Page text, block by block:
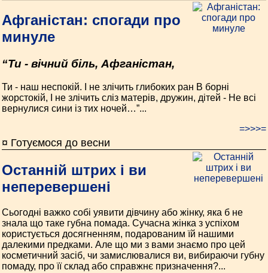
Афганістан: спогади про
минуле
“Ти - вічний біль, Афганістан,
Ти - наш неспокій. І не злічить глибоких ран В борні
жорстокій, І не злічить сліз матерів, дружин, дітей - Не всі
вернулися сини із тих ночей…”...
=>>>=
¤ Готуємося до весни
Останній штрих і ви
неперевершені
Сьогодні важко собі уявити дівчину або жінку, яка б не
знала що таке губна помада. Сучасна жінка з успіхом
користується досягненням, подарованим їй нашими
далекими предками. Але що ми з вами знаємо про цей
косметичний засіб, чи замислювалися ви, вибираючи губну
помаду, про її склад або справжнє призначення?...